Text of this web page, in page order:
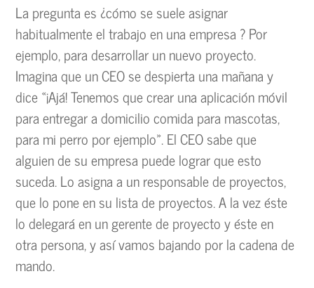
La pregunta es ¿cómo se suele asignar
habitualmente el trabajo en una empresa ? Por
ejemplo, para desarrollar un nuevo proyecto.
Imagina que un CEO se despierta una mañana y
dice «¡Ajá! Tenemos que crear una aplicación móvil
para entregar a domicilio comida para mascotas,
para mi perro por ejemplo». El CEO sabe que
alguien de su empresa puede lograr que esto
suceda. Lo asigna a un responsable de proyectos,
que lo pone en su lista de proyectos. A la vez éste
lo delegará en un gerente de proyecto y éste en
otra persona, y así vamos bajando por la cadena de
mando.